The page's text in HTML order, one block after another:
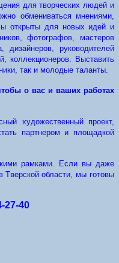
для творческих людей и
обмениваться мнениями,
открыты для новых идей и
фотографов, мастеров
дизайнеров, руководителей
коллекционеров. Выставить
так и молодые таланты.
о вас и ваших работах
художественный проект,
партнером и площадкой
рамками. Если вы даже
области, мы готовы
27-40